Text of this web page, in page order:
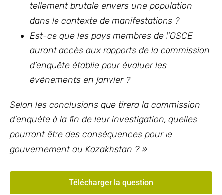
tellement brutale envers une population
dans le contexte de manifestations ?
Est-ce que les pays membres de l’OSCE
auront accès aux rapports de la commission
d’enquête établie pour évaluer les
événements en janvier ?
Selon les conclusions que tirera la commission
d’enquête à la fin de leur investigation, quelles
pourront être des conséquences pour le
gouvernement au Kazakhstan ? »
Télécharger la question